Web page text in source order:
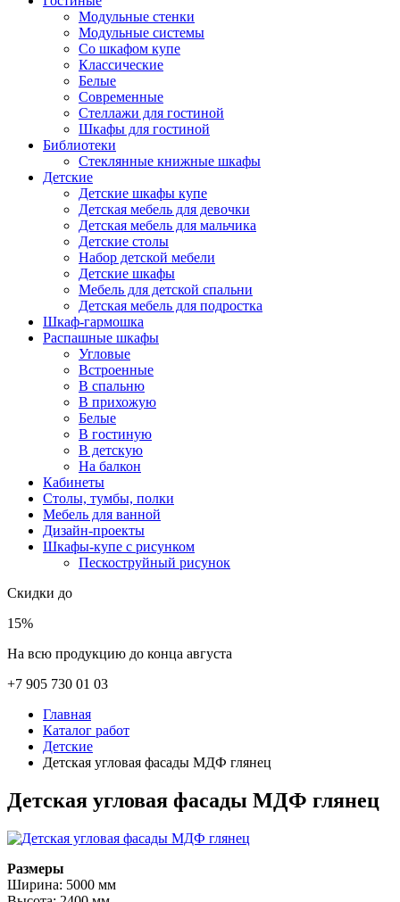
Модульные стенки
Модульные системы
Со шкафом купе
Классические
Белые
Современные
Стеллажи для гостиной
Шкафы для гостиной
Библиотеки
Стеклянные книжные шкафы
Детские
Детские шкафы купе
Детская мебель для девочки
Детская мебель для мальчика
Детские столы
Набор детской мебели
Детские шкафы
Мебель для детской спальни
Детская мебель для подростка
Шкаф-гармошка
Распашные шкафы
Угловые
Встроенные
В спальню
В прихожую
Белые
В гостиную
В детскую
На балкон
Кабинеты
Столы, тумбы, полки
Мебель для ванной
Дизайн-проекты
Шкафы-купе с рисунком
Пескоструйный рисунок
Скидки до
15%
На всю продукцию до конца августа
+7 905 730 01 03
Главная
Каталог работ
Детские
Детская угловая фасады МДФ глянец
Детская угловая фасады МДФ глянец
Размеры
Ширина: 5000 мм